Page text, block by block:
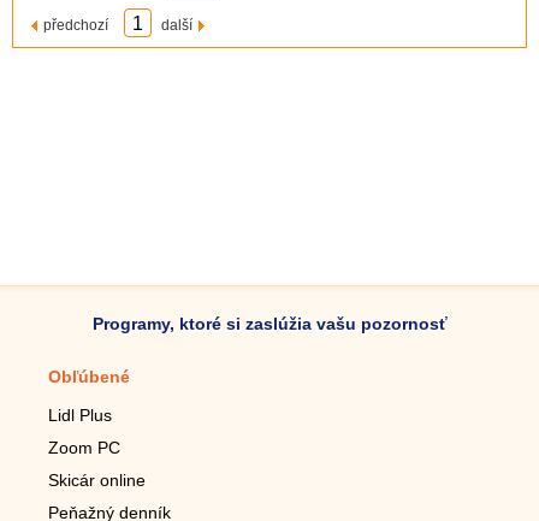
předchozí 1 další
Programy, ktoré si zaslúžia vašu pozornosť
Obľúbené
Lidl Plus
Zoom PC
Skicár online
Peňažný denník